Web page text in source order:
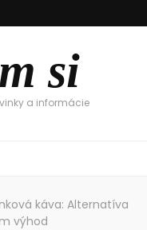
si
a informácie
káva: Alternatíva
výhod